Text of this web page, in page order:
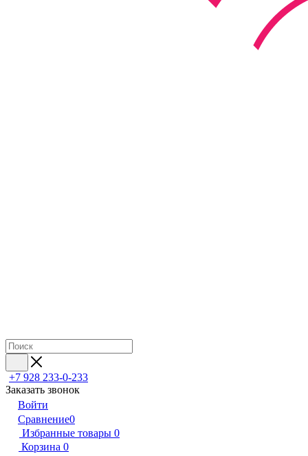
+7 928 233-0-233
Заказать звонок
Войти
Сравнение0
Избранные товары 0
Корзина 0